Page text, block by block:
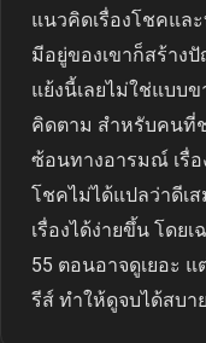
แนวคิดเรื่องโชคแล
มีอยู่ของเขาก็สร้าง
แย้งนี้เลยไม่ใช่แบบ
คิดตาม สำหรับคนที่
ซ้อนทางอารมณ์ เรื่
โชคไม่ได้แปลว่าดีเ
เรื่องได้ง่ายขึ้น โดย
55 ตอนอาจดูเยอะ
รีส์ ทำให้ดูจบได้สบา